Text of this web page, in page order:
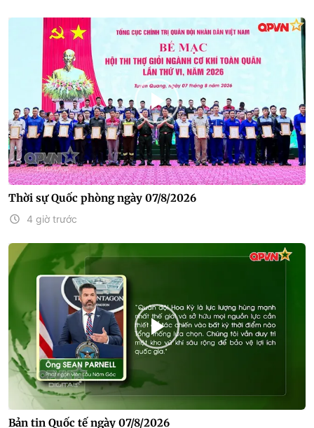
Thời sự Quốc phòng ngày 07/8/2026
4 giờ trước
Bản tin Quốc tế ngày 07/8/2026